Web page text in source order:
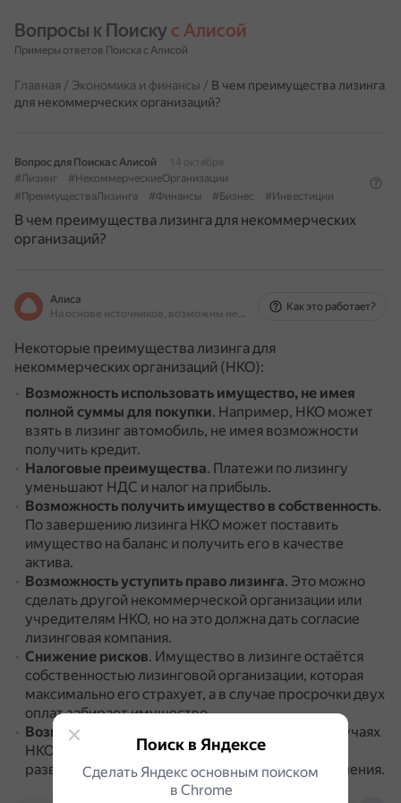
Вопросы к Поиску с Алисой
Примеры ответов Поиска с Алисой
Главная / Экономика и финансы / В чем преимущества лизинга
для некоммерческих организаций?
Вопрос для Поиска с Алисой
14 октября
#Лизинг
#НекоммерческиеОрганизации
#ПреимуществаЛизинга
#Финансы #Бизнес #Инвестиции
В чем преимущества лизинга для некоммерческих
организаций?
Алиса
На основе источников, возможны неточности
Как это работает?
Некоторые преимущества лизинга для
некоммерческих организаций (НКО):
Возможность использовать имущество, не имея
полной суммы для покупки. Например, НКО может
взять в лизинг автомобиль, не имея возможности
получить кредит.
Налоговые преимущества. Платежи по лизингу
уменьшают НДС и налог на прибыль.
Возможность получить имущество в собственность.
По завершению лизинга НКО может поставить
имущество на баланс и получить его в качестве
актива.
Возможность уступить право лизинга. Это можно
сделать другой некоммерческой организации или
учредителям НКО, но на это должна дать согласие
лизинговая компания.
Снижение рисков. Имущество в лизинге остаётся
собственностью лизинговой организации, которая
максимально его страхует, а в случае просрочки двух
оплат забирает имущество.
Возможность получить скидку
В отдельных случаях
НКО может получить скидку на имущество для
развития социально-ориентированного направления.
Поиск в Яндексе
Сделать Яндекс основным поиском
в Сhrome